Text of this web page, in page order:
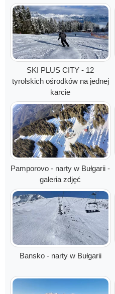
SKI PLUS CITY - 12
tyrolskich ośrodków na jednej
karcie
Pamporovo - narty w Bułgarii -
galeria zdjęć
Bansko - narty w Bułgarii